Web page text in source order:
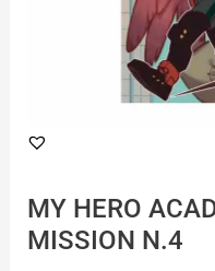
MY HERO
MISSION N.4